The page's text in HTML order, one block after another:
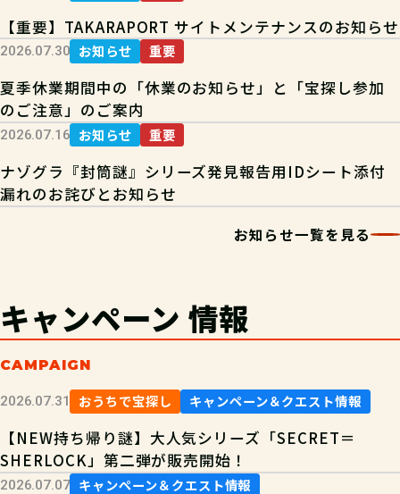
【重要】TAKARAPORT サイトメンテナンスのお知らせ
2026.07.30 お知らせ 重要
夏季休業期間中の「休業のお知らせ」と「宝探し参加
のご注意」のご案内
2026.07.16 お知らせ 重要
ナゾグラ『封筒謎』シリーズ発見報告用IDシート添付
漏れのお詫びとお知らせ
お知らせ一覧を見る
キャンペーン 情報
CAMPAIGN
2026.07.31 おうちで宝探し キャンペーン＆クエスト情報
【NEW持ち帰り謎】大人気シリーズ「SECRET＝
SHERLOCK」第二弾が販売開始！
2026.07.07 キャンペーン＆クエスト情報